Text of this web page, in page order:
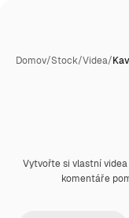
Domov/Stock/Videa/
Premium
Vytvořte si vlastní
komentáře